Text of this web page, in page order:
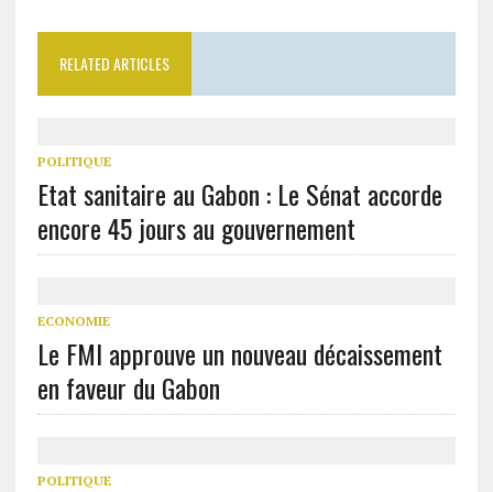
RELATED ARTICLES
POLITIQUE
Etat sanitaire au Gabon : Le Sénat accorde
encore 45 jours au gouvernement
ECONOMIE
Le FMI approuve un nouveau décaissement
en faveur du Gabon
POLITIQUE